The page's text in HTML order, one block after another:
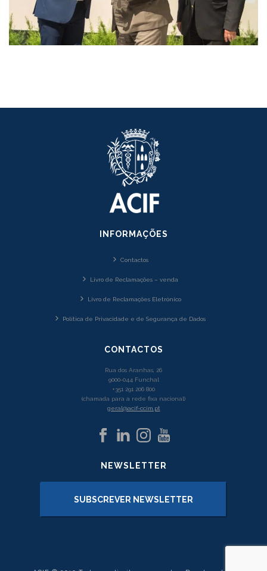
INFORMAÇÕES
Contactos
Livro de Reclamações – venda
Livro de Reclamações Eletrónico
Política de Privacidade e de Segurança de Dados
CONTACTOS
Rua dos Aranhas, 26
9000-044 Funchal
+351 291 206 800
(chamada para a rede fixa nacional)
geral@acif-ccim.pt
NEWSLETTER
SUBSCREVER NEWSLETTER